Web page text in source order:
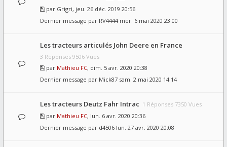
par Grigri, jeu. 26 déc. 2019 20:56
Dernier message par RV4444 mer. 6 mai 2020 23:00
Les tracteurs articulés John Deere en France
3 Réponses 9506 Vues
par Mathieu FC, dim. 5 avr. 2020 20:38
Dernier message par Mick87 sam. 2 mai 2020 14:14
Les tracteurs Deutz Fahr Intrac 1 Réponses 7350 Vues
par Mathieu FC, lun. 6 avr. 2020 20:36
Dernier message par d4506 lun. 27 avr. 2020 20:08